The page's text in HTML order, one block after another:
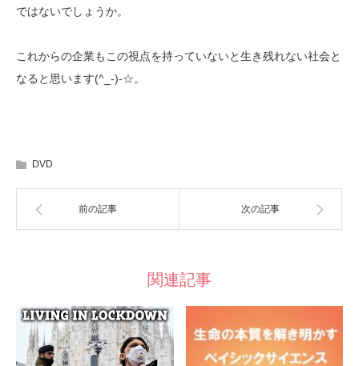
ではないでしょうか。
これからの企業もこの視点を持っていないと生き残れない社会と
なると思います(^_-)-☆。
DVD
前の記事 次の記事
関連記事